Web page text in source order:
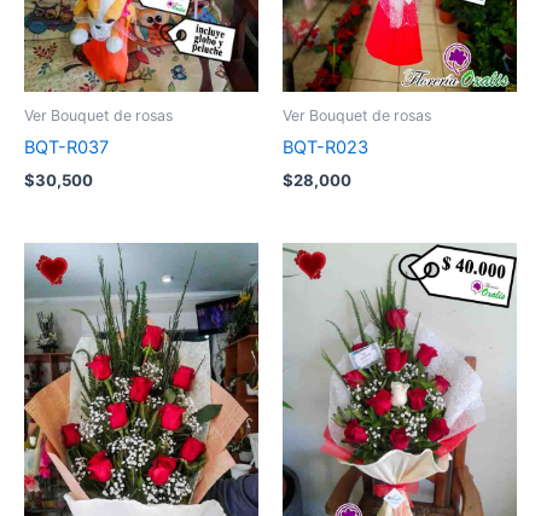
Ver Bouquet de rosas
BQT-R037
$30,500
Ver Bouquet de rosas
BQT-R023
$28,000